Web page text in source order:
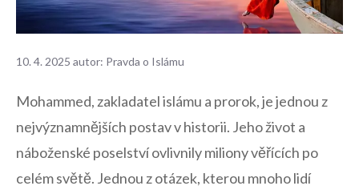
10. 4. 2025 autor: Pravda o Islámu
⁢Mohammed, zakladatel islámu a‍ prorok, je jednou ⁢z
nejvýznamnějších postav v⁣ historii. Jeho život a
náboženské poselství ovlivnily miliony věřících po
celém⁤ světě. Jednou z ⁤otázek, ⁣kterou mnoho lidí⁤